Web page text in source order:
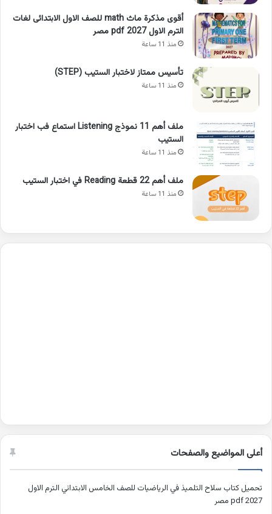
أقوى مذكرة ماث math للصف الاول الابتدائى لغات
الترم الاول pdf 2027 مصر
منذ 11 ساعة
تأسيس ممتاز لاختبار الستيب (STEP)
منذ 11 ساعة
ملف أهم 11 نموذج Listening استماع فب اختبار
الستيب
منذ 11 ساعة
ملف أهم 22 قطعة Reading في اختبار الستيب
منذ 11 ساعة
أعلى المواضيع والصفحات
تحميل كتاب سلاح التلميذ في الرياضيات للصف الخامس الابتدائي الترم الاول
2027 pdf مصر